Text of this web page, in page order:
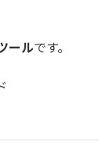
ールです。